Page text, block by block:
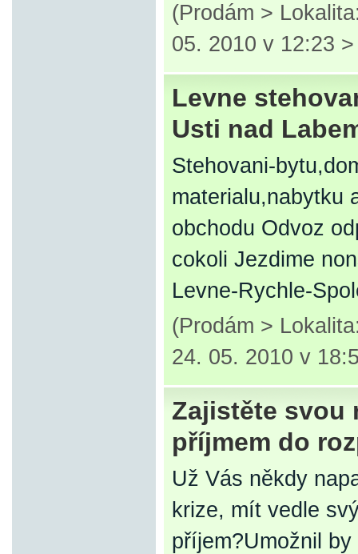
(Prodám >
05. 2010 v 12:23
Levne
Usti nad
Stehovani-
materialu,nabytku
obchodu Odvoz
cokoli Jezdime
Levne-Rychle-
(Prodám >
24. 05. 2010 v
Zajistěte svou
příjmem do
Už Vás někdy
krize, mít vedle
příjem?Umožnil